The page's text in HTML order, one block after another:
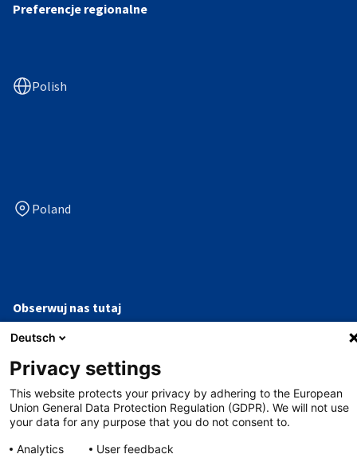
Preferencje regionalne
Polish
Poland
Obserwuj nas tutaj
facebook
linkedin
x
Ochrona danych
Impressum
Deutsch
Privacy settings
This website protects your privacy by adhering to the European
Union General Data Protection Regulation (GDPR). We will not use
your data for any purpose that you do not consent to.
Analytics
User feedback